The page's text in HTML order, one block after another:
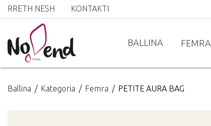
RRETH NESH KONTAKTI
BALLINA FEMRA
Ballina Kategoria Femra PETITE AURA BAG